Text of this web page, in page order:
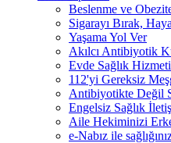
Beslenme ve
Sigarayı Bırak,
Yaşama Yol Ver
Akılcı Antibiyotik
Evde Sağlık Hizmeti
112'yi Gereksiz
Antibiyotikte Değil
Engelsiz Sağlık
Aile Hekiminizi
e-Nabız ile